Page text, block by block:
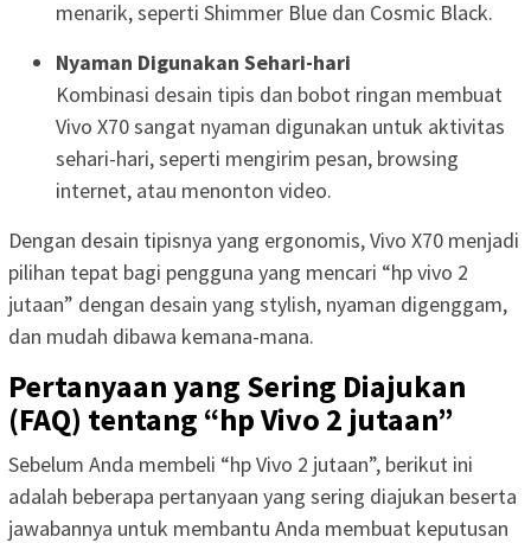
menarik, seperti Shimmer Blue dan Cosmic Black.
Nyaman Digunakan Sehari-hari
Kombinasi desain tipis dan bobot ringan membuat
Vivo X70 sangat nyaman digunakan untuk aktivitas
sehari-hari, seperti mengirim pesan, browsing
internet, atau menonton video.
Dengan desain tipisnya yang ergonomis, Vivo X70 menjadi
pilihan tepat bagi pengguna yang mencari “hp vivo 2
jutaan” dengan desain yang stylish, nyaman digenggam,
dan mudah dibawa kemana-mana.
Pertanyaan yang Sering Diajukan
(FAQ) tentang “hp Vivo 2 jutaan”
Sebelum Anda membeli “hp Vivo 2 jutaan”, berikut ini
adalah beberapa pertanyaan yang sering diajukan beserta
jawabannya untuk membantu Anda membuat keputusan